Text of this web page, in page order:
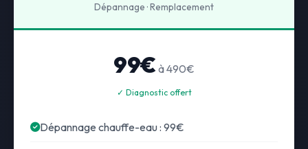
Dépannage · Remplacement
99€ à 490€
✓ Diagnostic offert
Dépannage chauffe-eau : 99€